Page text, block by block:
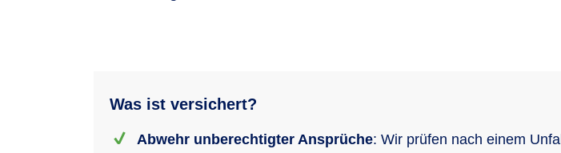
Was ist versichert?
Abwehr unberechtigter Ansprüche: Wir prüfen nach einem Unfall